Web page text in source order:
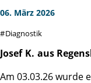
Fusionsbiopsie, d.h.
rektalen
06. März 2026
Diagnostik
Josef K. aus
Am 03.03.26 wurde